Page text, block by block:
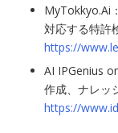
MyTokkyo.Ai
対応する特許
https://
AI IPGenius
作成、ナレッ
https://